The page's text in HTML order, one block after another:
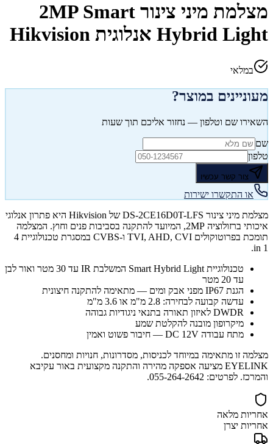
מצלמת מיני צינור 2MP Smart
Hybrid Light אנלוגית Hikvision
במלאי
מעוניינים במוצר?
השאירו שם וטלפון — נחזור אליכם תוך שעות
שם
טלפון
צור קשר עכשיו
או התקשרו ישירות
מצלמת מיני צינור DS-2CE16D0T-LFS של Hikvision היא פתרון אנלוגי
איכותי ברזולוציה 2MP, המיועד להתקנה בסביבות פנים וחוץ. המצלמה
תומכת בפרוטוקולים TVI, AHD, CVI ו-CVBS במסגרת טכנולוגיית 4
in 1.
טכנולוגיית Smart Hybrid Light המשלבת IR עד 30 מטר ואור לבן
עד 20 מטר
הגנת IP67 מפני אבק ומים — מתאימה להתקנה חיצונית
עדשה קבועה לבחירה: 2.8 מ"מ או 3.6 מ"מ
DWDR לאיזון תאורה בתנאי ניגודיות גבוהה
מיקרופון מובנה להקלטת שמע
מתח עבודה DC 12V — חיבור פשוט ואמין
מצלמה זו מתאימה במיוחד לכניסות, מסדרונות, חנויות ומחסנים.
EYELINK מציעה אספקה מהירה והתקנה מקצועית באור עקיבא
והמרכז. לפרטים: 055-264-2642.
אחריות מלאה
אחריות יצרן